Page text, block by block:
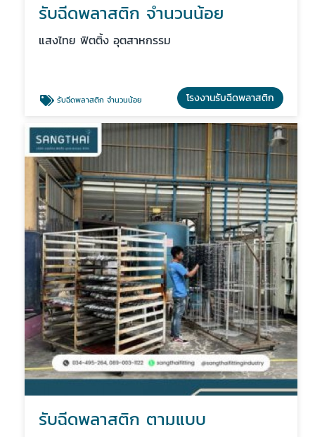
รับฉีดพลาสติก จํานวนน้อย
แสงไทย ฟิตติ้ง อุตสาหกรรม
รับฉีดพลาสติก จํานวนน้อย โรงงานรับฉีดพลาสติก
รับฉีดพลาสติก ตามแบบ